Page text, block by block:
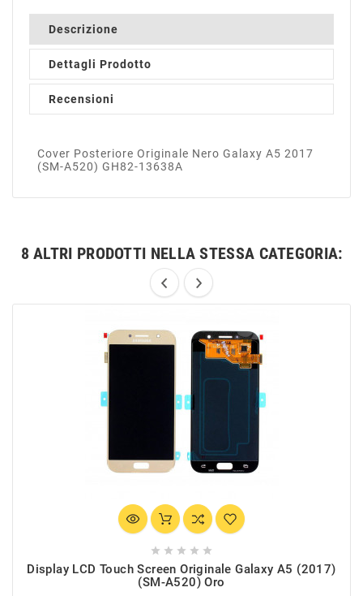
Descrizione
Dettagli Prodotto
Recensioni
Cover Posteriore Originale Nero Galaxy A5 2017
(SM-A520) GH82-13638A
8 ALTRI PRODOTTI NELLA STESSA CATEGORIA:
    
Display LCD Touch Screen Originale Galaxy A5 (2017)
(SM-A520) Oro